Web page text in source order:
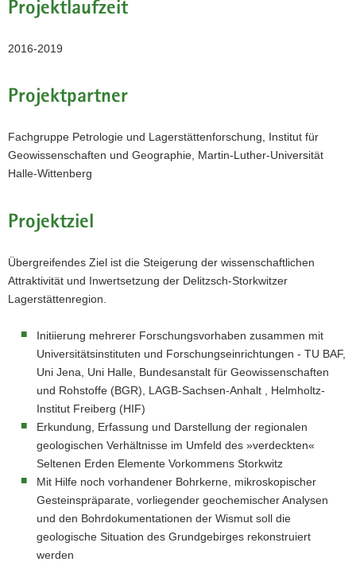
a
i
a
Projektlaufzeit
2016-2019
Projektpartner
Fachgruppe Petrologie und Lagerstättenforschung, Institut für
Geowissenschaften und Geographie, Martin-Luther-Universität
Halle-Wittenberg
Projektziel
Übergreifendes Ziel ist die Steigerung der wissenschaftlichen
Attraktivität und Inwertsetzung der Delitzsch-Storkwitzer
Lagerstättenregion.
Initiierung mehrerer Forschungsvorhaben zusammen mit
Universitätsinstituten und Forschungseinrichtungen - TU BAF,
Uni Jena, Uni Halle, Bundesanstalt für Geowissenschaften
und Rohstoffe (BGR), LAGB-Sachsen-Anhalt , Helmholtz-
Institut Freiberg (HIF)
Erkundung, Erfassung und Darstellung der regionalen
geologischen Verhältnisse im Umfeld des »verdeckten«
Seltenen Erden Elemente Vorkommens Storkwitz
Mit Hilfe noch vorhandener Bohrkerne, mikroskopischer
Gesteinspräparate, vorliegender geochemischer Analysen
und den Bohrdokumentationen der Wismut soll die
geologische Situation des Grundgebirges rekonstruiert
werden